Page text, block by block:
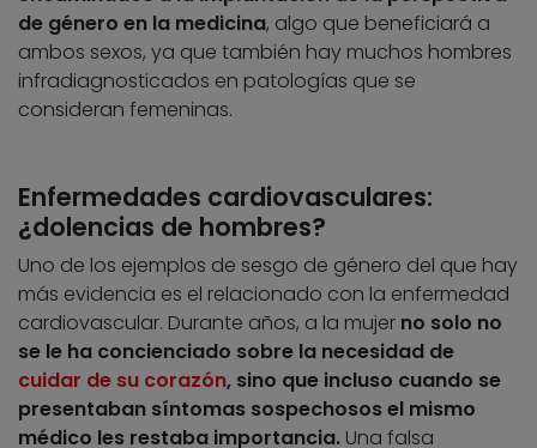
de género en la medicina, algo que beneficiará a
ambos sexos, ya que también hay muchos hombres
infradiagnosticados en patologías que se
consideran femeninas.
Enfermedades cardiovasculares:
¿dolencias de hombres?
Uno de los ejemplos de sesgo de género del que hay
más evidencia es el relacionado con la enfermedad
cardiovascular. Durante años, a la mujer no solo no
se le ha concienciado sobre la necesidad de
cuidar de su corazón, sino que incluso cuando se
presentaban síntomas sospechosos el mismo
médico les restaba importancia. Una falsa